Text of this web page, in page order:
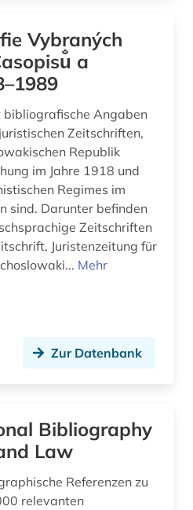
Vybraných
a
Angaben
Zeitschriften,
Republik
im Jahre 1918 und
Regimes im
sind. Darunter befinden
Zeitschriften
Juristenzeitung für
Mehr
Zur Datenbank
Bibliography
Law
Referenzen zu
relevanten